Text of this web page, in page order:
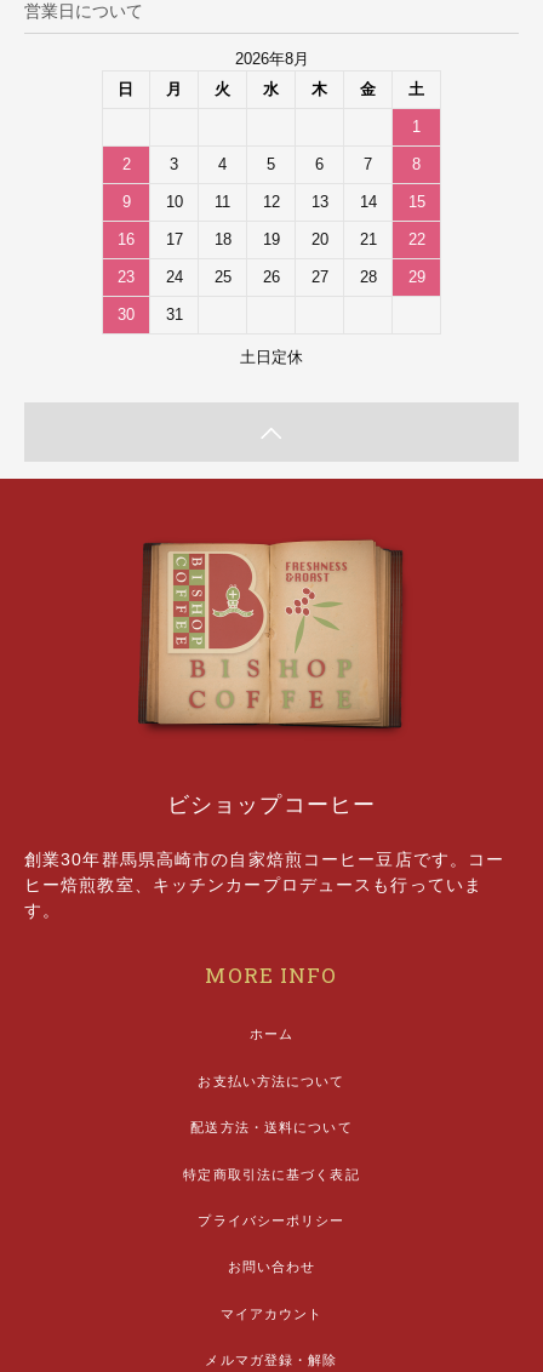
営業日について
2026年8月
日
月 火 水 木 金 土
1
2 3 4 5 6 7 8
9 10 11 12 13 14 15
16 17 18 19 20 21 22
23 24 25 26 27 28 29
30 31
土日定休
ビショップコーヒー
創業30年群馬県高崎市の自家焙煎コーヒー豆店です。コー
ヒー焙煎教室、キッチンカープロデュースも行っていま
す。
MORE INFO
ホーム
お支払い方法について
配送方法・送料について
特定商取引法に基づく表記
プライバシーポリシー
お問い合わせ
マイアカウント
メルマガ登録・解除